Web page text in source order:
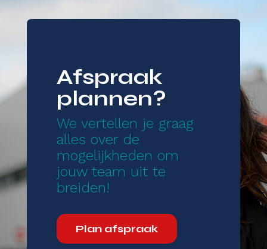
Afspraak
plannen?
We vertellen je graag
alles over de
mogelijkheden om
jouw team uit te
breiden!
Plan afspraak